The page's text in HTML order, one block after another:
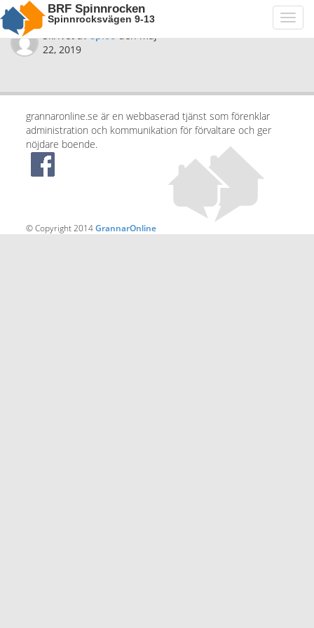
BRF Spinnrocken
Spinnrocksvägen 9-13
Skrivet avspi06denmaj
22, 2019
grannaronline.se är en webbaserad tjänst som förenklar
administration och kommunikation för förvaltare och ger
nöjdare boende.
© Copyright 2014GrannarOnline